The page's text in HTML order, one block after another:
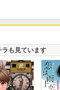
ラも見ています